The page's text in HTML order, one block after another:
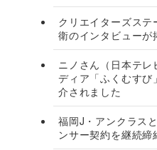
クリエイターズス
衛のインタビューが
ニノさん（日本テレ
ディア「ふくむすび
介されました
福岡J・アンクラス
ンサー契約を継続締